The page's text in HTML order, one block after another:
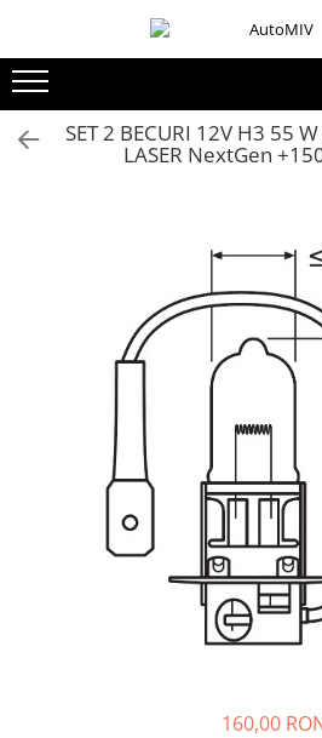
Oferta Saptamanii
Butoane Blocare/Deblocare
Buton Clapeta Rezervor
Buton Portbagaj
Alte Butoane/Comutatoare
Butoane Semnalizare
SET 2 BECURI 12V H3 55
LASER NextGen
160,00